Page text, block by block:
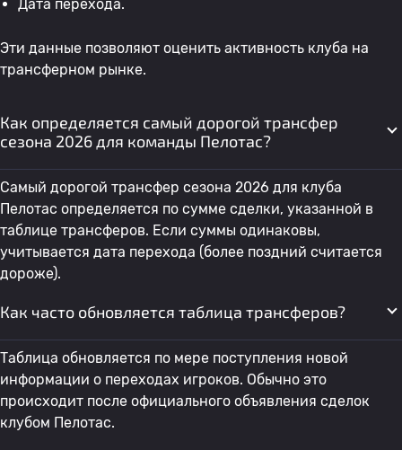
Дата перехода.
Эти данные позволяют оценить активность клуба на
трансферном рынке.
Как определяется самый дорогой трансфер
сезона 2026 для команды Пелотас?
Самый дорогой трансфер сезона 2026 для клуба
Пелотас определяется по сумме сделки, указанной в
таблице трансферов. Если суммы одинаковы,
учитывается дата перехода (более поздний считается
дороже).
Как часто обновляется таблица трансферов?
Таблица обновляется по мере поступления новой
информации о переходах игроков. Обычно это
происходит после официального объявления сделок
клубом Пелотас.